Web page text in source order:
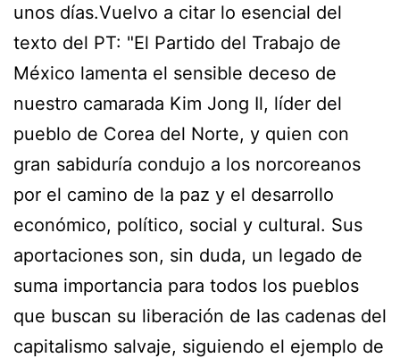
unos días.Vuelvo a citar lo esencial del
texto del PT: "El Partido del Trabajo de
México lamenta el sensible deceso de
nuestro camarada Kim Jong Il, líder del
pueblo de Corea del Norte, y quien con
gran sabiduría condujo a los norcoreanos
por el camino de la paz y el desarrollo
económico, político, social y cultural. Sus
aportaciones son, sin duda, un legado de
suma importancia para todos los pueblos
que buscan su liberación de las cadenas del
capitalismo salvaje, siguiendo el ejemplo de